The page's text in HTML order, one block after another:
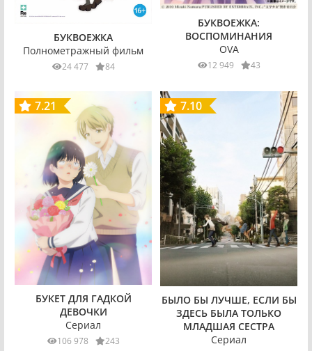
БУКВОЕЖКА
Полнометражный фильм
24 477 84
БУКВОЕЖКА:
ВОСПОМИНАНИЯ
OVA
12 949 43
7.21
БУКЕТ ДЛЯ ГАДКОЙ
ДЕВОЧКИ
Сериал
106 978 243
7.10
БЫЛО БЫ ЛУЧШЕ, ЕСЛИ БЫ
ЗДЕСЬ БЫЛА ТОЛЬКО
МЛАДШАЯ СЕСТРА
Сериал